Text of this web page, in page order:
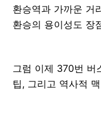
환승역과 가까운 거
환승의 용이성도 장
그럼 이제 370번 버
팁, 그리고 역사적